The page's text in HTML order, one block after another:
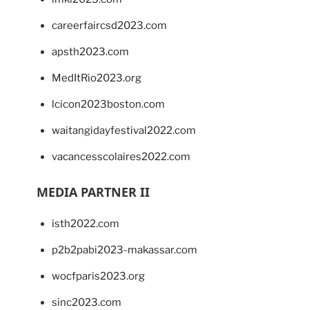
careerfaircsd2023.com
apsth2023.com
MedItRio2023.org
lcicon2023boston.com
waitangidayfestival2022.com
vacancesscolaires2022.com
MEDIA PARTNER II
isth2022.com
p2b2pabi2023-makassar.com
wocfparis2023.org
sinc2023.com